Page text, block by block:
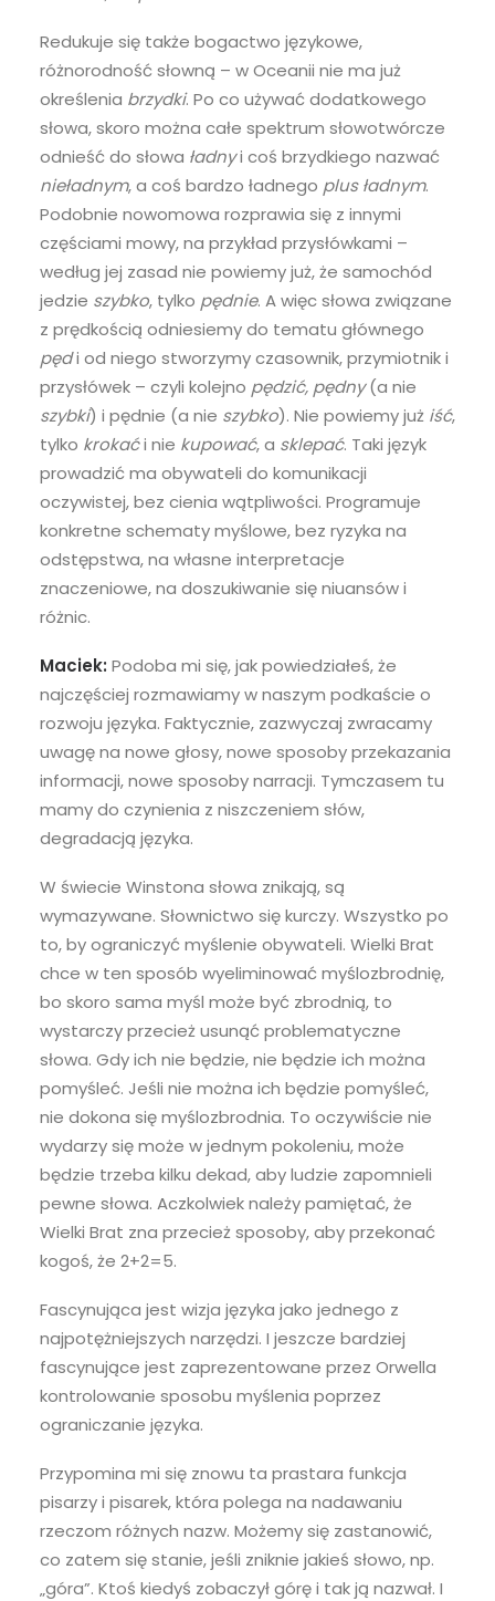
Redukuje się także bogactwo językowe,
różnorodność słowną – w Oceanii nie ma już
określenia brzydki. Po co używać dodatkowego
słowa, skoro można całe spektrum słowotwórcze
odnieść do słowa ładnyi coś brzydkiego nazwać
nieładnym, a coś bardzo ładnego plus ładnym.
Podobnie nowomowa rozprawia się z innymi
częściami mowy, na przykład przysłówkami –
według jej zasad nie powiemy już, że samochód
jedzie szybko, tylko pędnie. A więc słowa związane
z prędkością odniesiemy do tematu głównego
pędi od niego stworzymy czasownik, przymiotnik i
przysłówek – czyli kolejno pędzić, pędny(a nie
szybki) i pędnie (a nie szybko). Nie powiemy już iść,
tylko krokaći nie kupować, a sklepać. Taki język
prowadzić ma obywateli do komunikacji
oczywistej, bez cienia wątpliwości. Programuje
konkretne schematy myślowe, bez ryzyka na
odstępstwa, na własne interpretacje
znaczeniowe, na doszukiwanie się niuansów i
różnic.
Maciek: Podoba mi się, jak powiedziałeś, że
najczęściej rozmawiamy w naszym podkaście o
rozwoju języka. Faktycznie, zazwyczaj zwracamy
uwagę na nowe głosy, nowe sposoby przekazania
informacji, nowe sposoby narracji. Tymczasem tu
mamy do czynienia z niszczeniem słów,
degradacją języka.
W świecie Winstona słowa znikają, są
wymazywane. Słownictwo się kurczy. Wszystko po
to, by ograniczyć myślenie obywateli. Wielki Brat
chce w ten sposób wyeliminować myślozbrodnię,
bo skoro sama myśl może być zbrodnią, to
wystarczy przecież usunąć problematyczne
słowa. Gdy ich nie będzie, nie będzie ich można
pomyśleć. Jeśli nie można ich będzie pomyśleć,
nie dokona się myślozbrodnia. To oczywiście nie
wydarzy się może w jednym pokoleniu, może
będzie trzeba kilku dekad, aby ludzie zapomnieli
pewne słowa. Aczkolwiek należy pamiętać, że
Wielki Brat zna przecież sposoby, aby przekonać
kogoś, że 2+2=5.
Fascynująca jest wizja języka jako jednego z
najpotężniejszych narzędzi. I jeszcze bardziej
fascynujące jest zaprezentowane przez Orwella
kontrolowanie sposobu myślenia poprzez
ograniczanie języka.
Przypomina mi się znowu ta prastara funkcja
pisarzy i pisarek, która polega na nadawaniu
rzeczom różnych nazw. Możemy się zastanowić,
co zatem się stanie, jeśli zniknie jakieś słowo, np.
„góra”. Ktoś kiedyś zobaczył górę i tak ją nazwał. I